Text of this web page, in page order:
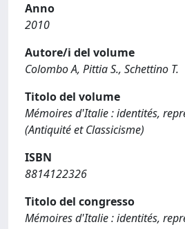
Anno
2010
Autore/i del volume
Colombo A, Pittia S., Schettino T.
Titolo del volume
Mémoires d'Italie : identités,
(Antiquité et Classicisme)
ISBN
8814122326
Titolo del congresso
Mémoires d'Italie : identités,